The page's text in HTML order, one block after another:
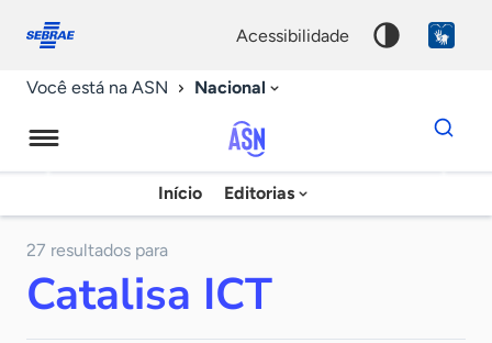
conosco
acessibilidade
Você está na ASN Nacional
Agência
Sebrae
Notícias
Início Editorias
Dados
para
chave
27 resultados para
Catalisa ICT